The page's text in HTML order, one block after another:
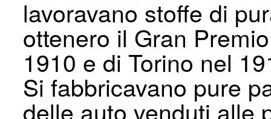
lavoravano stoffe di
ottenero il Gran
1910 e di Torino nel
Si fabbricavano pure
delle auto venduti alle